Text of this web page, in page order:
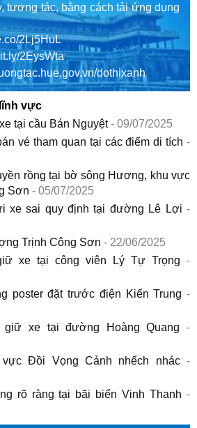
tương tác, bằng cách tải ứng dụng
2Lj5HuL
2EysWta
dothixanh
vực
tại cầu Bán Nguyệt- 09/07/2025
vé tham quan tại các điểm di tích -
rồng tại bờ sông Hương, khu vực
Sơn - 05/07/2025
xe sai quy định tại đường Lê Lợi -
Trịnh Công Sơn - 22/06/2025
xe tại công viên Lý Tự Trọng -
poster đặt trước điện Kiến Trung -
giữ xe tại đường Hoàng Quang -
Đồi Vọng Cảnh nhếch nhác-
rõ ràng tại bãi biển Vinh Thanh -